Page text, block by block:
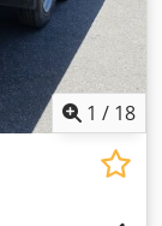
1 / 18